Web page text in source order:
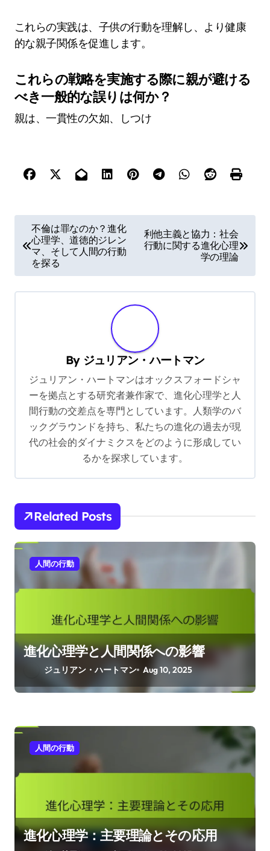
これらの実践は、子供の行動を理解し、より健康
的な親子関係を促進します。
これらの戦略を実施する際に親が避ける
べき一般的な誤りは何か？
親は、一貫性の欠如、しつけ
o
n
不倫は罪なのか？進化
心理学、道徳的ジレン
マ、そして人間の行動
を探る
利他主義と協力：社会
行動に関する進化心理
学の理論
By ジュリアン・ハートマン
ジュリアン・ハートマンはオックスフォードシャ
ーを拠点とする研究者兼作家で、進化心理学と人
間行動の交差点を専門としています。人類学のバ
ックグラウンドを持ち、私たちの進化の過去が現
代の社会的ダイナミクスをどのように形成してい
るかを探求しています。
Related Posts
人間の行動
進化心理学と人間関係への影響
ジュリアン・ハートマン Aug 10, 2025
人間の行動
進化心理学：主要理論とその応用